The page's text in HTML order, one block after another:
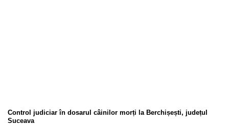
Control judiciar în dosarul câinilor morți la Berchișești, județul
Suceava